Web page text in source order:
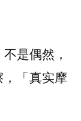
是偶然，
「真实摩